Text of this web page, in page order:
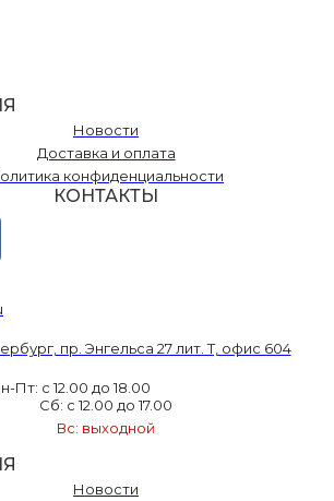
Новости
Доставка и оплата
конфиденциальности
КОНТАКТЫ
пр. Энгельса 27 лит. Т, офис 604
Пт: с 12.00 до 18.00
Сб: с 12.00 до 17.00
Вс: выходной
Новости